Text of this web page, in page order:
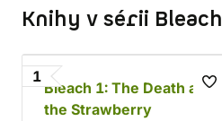
Knihy v sérii Bleach
1
Bleach 1: The Death and
the Strawberry